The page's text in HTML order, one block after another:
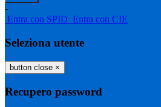
-
Entra con SPID Entra con CIE
Seleziona utente
button close ×
Recupero password